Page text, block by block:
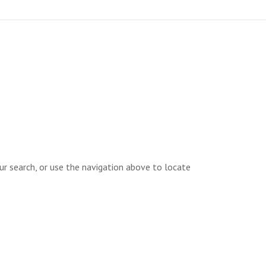
search, or use the navigation above to locate